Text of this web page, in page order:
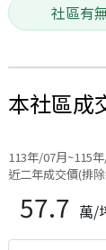
社區有
本社區成
113年/07月~115
近二年成交價(排
57.7 萬/